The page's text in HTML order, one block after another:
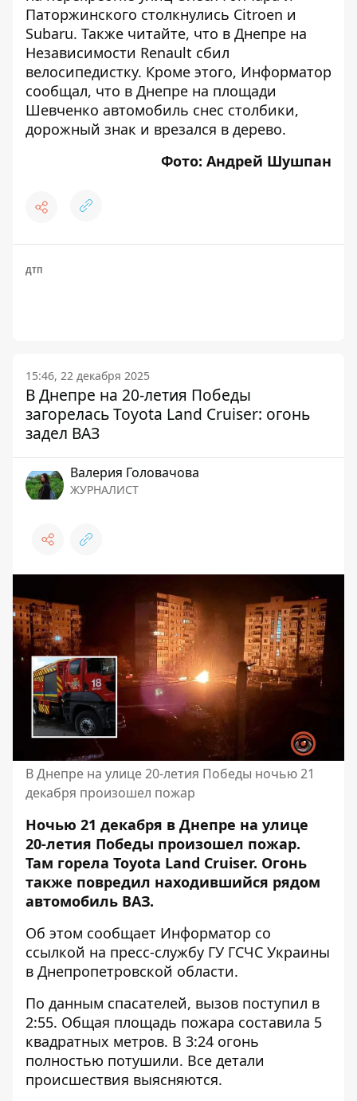
Паторжинского столкнулись Citroen и
Subaru. Также читайте, что в Днепре на
Независимости Renault сбил
велосипедистку. Кроме этого, Информатор
сообщал, что в Днепре на площади
Шевченко автомобиль снес столбики,
дорожный знак и врезался в дерево.
Фото: Андрей Шушпан
ДТП
15:46, 22 декабря 2025
В Днепре на 20-летия Победы
загорелась Toyota Land Cruiser: огонь
задел ВАЗ
Валерия Головачова
ЖУРНАЛИСТ
В Днепре на улице 20-летия Победы ночью 21
декабря произошел пожар
Ночью 21 декабря в Днепре на улице
20-летия Победы произошел пожар.
Там горела Toyota Land Cruiser. Огонь
также повредил находившийся рядом
автомобиль ВАЗ.
Об этом сообщает Информатор со
ссылкой на пресс-службу ГУ ГСЧС Украины
в Днепропетровской области.
По данным спасателей, вызов поступил в
2:55. Общая площадь пожара составила 5
квадратных метров. В 3:24 огонь
полностью потушили. Все детали
происшествия выясняются.